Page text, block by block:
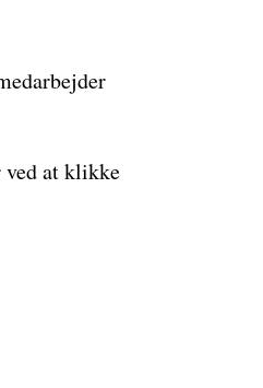
ved at klikke